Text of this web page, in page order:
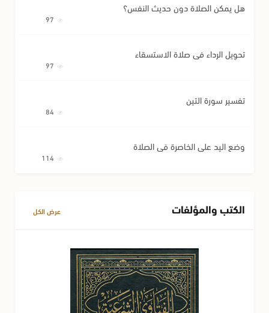
هل يمكن الصلاة دون حديث النفس؟
تحويل الرداء في صلاة الاستسقاء
تفسير سورة التين
وضع اليد على الخاصرة في الصلاة
الكتب والمؤلفات عرض الكل